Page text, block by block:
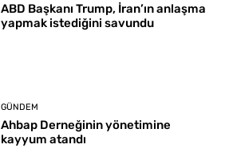
ABD Başkanı Trump, İran’ın anlaşma
yapmak istediğini savundu
GÜNDEM
Ahbap Derneğinin yönetimine
kayyum atandı